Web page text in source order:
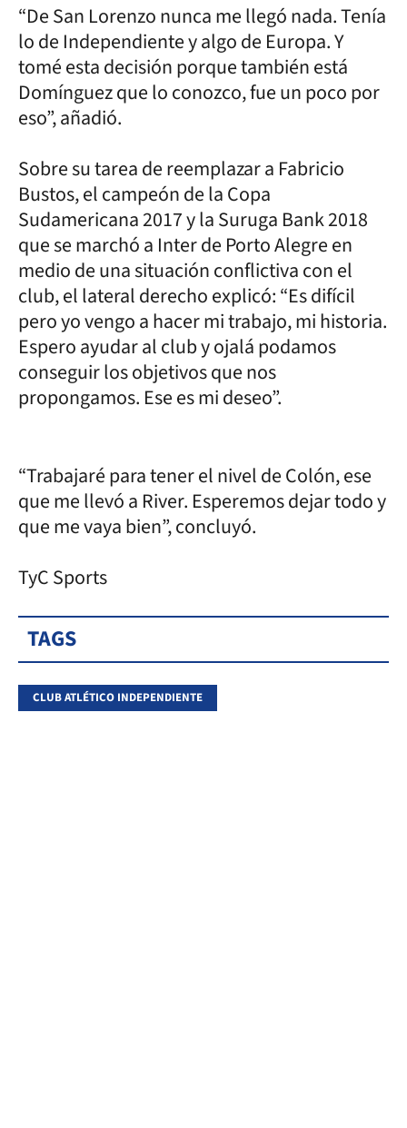
“De San Lorenzo nunca me llegó nada. Tenía
lo de Independiente y algo de Europa. Y
tomé esta decisión porque también está
Domínguez que lo conozco, fue un poco por
eso”, añadió.
Sobre su tarea de reemplazar a Fabricio
Bustos, el campeón de la Copa
Sudamericana 2017 y la Suruga Bank 2018
que se marchó a Inter de Porto Alegre en
medio de una situación conflictiva con el
club, el lateral derecho explicó: “Es difícil
pero yo vengo a hacer mi trabajo, mi historia.
Espero ayudar al club y ojalá podamos
conseguir los objetivos que nos
propongamos. Ese es mi deseo”.
“Trabajaré para tener el nivel de Colón, ese
que me llevó a River. Esperemos dejar todo y
que me vaya bien”, concluyó.
TyC Sports
TAGS
CLUB ATLÉTICO INDEPENDIENTE